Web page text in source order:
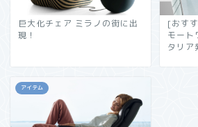
巨大化チェア ミラノの街に出
現！
[おす
モート
タリア
アイテム